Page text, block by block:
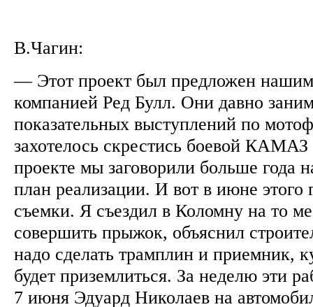
В.Чагин:
— Этот проект был предложен
компанией Ред Булл. Они давно
показательных выступлений по
захотелось скрестись боевой
проекте мы заговорили больше года
план реализации. И вот в июне этого
съемки. Я съездил в Коломну на то
совершить прыжок, объяснил
надо сделать трамплин и
будет приземлиться. За неделю эти
7 июня Эдуард Николаев на